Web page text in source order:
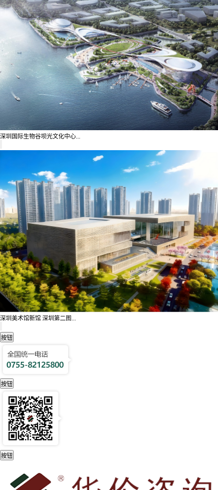
深圳国际生物谷坝光文化中心...
深圳美术馆新馆 深圳第二图...